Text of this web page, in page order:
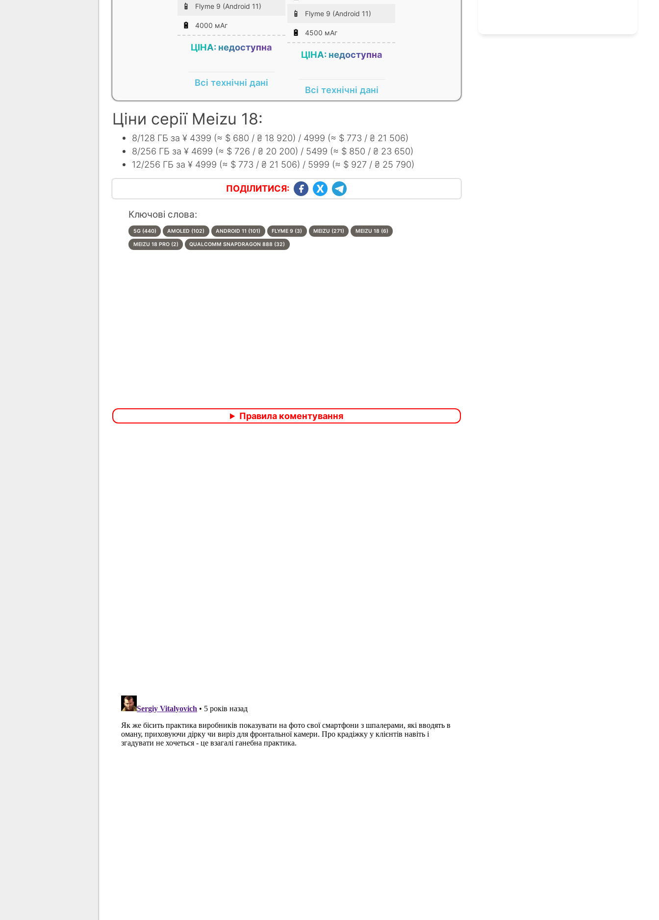
📱 Flyme 9 (Android 11)
🔋 4000 мАг
ЦІНА: недоступна
Всі технічні дані
📱 Flyme 9 (Android 11)
🔋 4500 мАг
ЦІНА: недоступна
Всі технічні дані
Ціни серії Meizu 18:
8/128 ГБ за ¥ 4399 (≈ $ 680 / ₴ 18 920) / 4999 (≈ $ 773 / ₴ 21 506)
8/256 ГБ за ¥ 4699 (≈ $ 726 / ₴ 20 200) / 5499 (≈ $ 850 / ₴ 23 650)
12/256 ГБ за ¥ 4999 (≈ $ 773 / ₴ 21 506) / 5999 (≈ $ 927 / ₴ 25 790)
ПОДІЛИТИСЯ:
Ключові слова:
5G (440) AMOLED (102) ANDROID 11 (101) FLYME 9 (3) MEIZU (271) MEIZU 18 (6)
MEIZU 18 PRO (2) QUALCOMM SNAPDRAGON 888 (32)
Правила коментування